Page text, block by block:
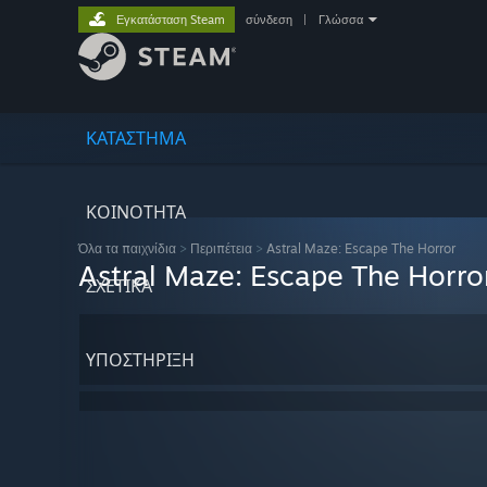
ΚΑΤΑΣΤΗΜΑ
ΚΟΙΝΟΤΗΤΑ
ΣΧΕΤΙΚΆ
ΥΠΟΣΤΗΡΙΞΗ
Εγκατάσταση Steam σύνδεση Γλώσσα
Όλα τα παιχνίδια > Περιπέτεια > Astral Maze: Escape The Horror
Astral Maze: Escape The